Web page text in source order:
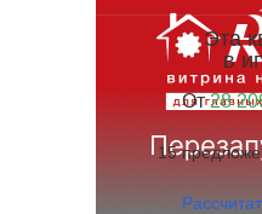
Эта
в
От28
15